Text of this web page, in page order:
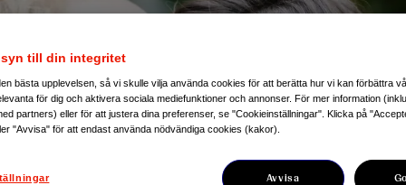
till din integritet
bästa upplevelsen, så vi skulle vilja använda cookies för att berätta hur vi kan förbättra
för dig och aktivera sociala mediefunktioner och annonser. För mer information
partners) eller för att justera dina preferenser, se "Cookieinställningar". Klicka på
"Avvisa" för att endast använda nödvändiga cookies (kakor).
Avvisa